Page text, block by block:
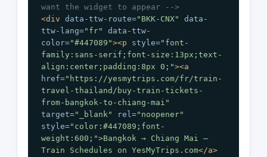
want the widget to appear -->
<div data-ttw-route="BKK-CNX"
data-
ttw-lang="fr"
data-ttw-
color="#447089"><p style="font-
family:sans-serif;font-size:13px;text-
align:center;padding:8px 0;"><a
href=" https://yesmytrips.com/fr/train-
travel-thailand/buy-train-tickets-
from-bangkok-to-chiang-mai
target="_blank" rel="noopener"
style="color:#447089;font-
weight:600;">Bangkok → Chiang Mai —
Train Schedules on YesMyTrips.com</a>